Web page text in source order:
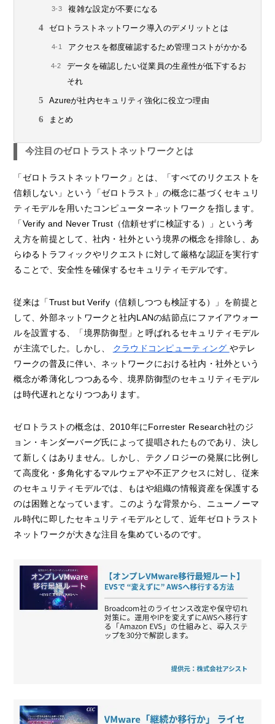
複雑な設定が不要になる
ゼロトラストネットワーク導入のデメリットとは
アクセスを都度確認するため管理コストがかかる
データを確認したい従業員の生産性が低下するお
それ
Azureが社内セキュリティ強化に役立つ理由
まとめ
今注目のゼロトラストネットワークとは
「ゼロトラストネットワーク」とは、「すべてのリクエストを
信頼しない」という「ゼロトラスト」の概念に基づくセキュリ
ティモデルを用いたコンピューターネットワークを指します。
「Verify and Never Trust（信頼せずに検証する）」という考
え方を前提として、社内・社外という境界の概念を排除し、あ
らゆるトラフィックやリクエストに対して厳格な認証を実行す
ることで、安全性を確保するセキュリティモデルです。
従来は「Trust but Verify（信頼しつつも検証する）」を前提と
して、外部ネットワークと社内LANの結節点にファイアウォー
ルを設置する、「境界防御型」と呼ばれるセキュリティモデル
が主流でした。しかし、 クラウドコンピューティング やテレ
ワークの普及に伴い、ネットワークにおける社内・社外という
概念が希薄化しつつある今、境界防御型のセキュリティモデル
は時代遅れとなりつつあります。
ゼロトラストの概念は、2010年にForrester Research社のジ
ョン・キンダーバーグ氏によって提唱されたものであり、決し
て新しくはありません。しかし、テクノロジーの発展に比例し
て高度化・多角化するマルウェアや不正アクセスに対し、従来
のセキュリティモデルでは、もはや組織の情報資産を保護する
のは困難となっています。このような背景から、ニューノーマ
ル時代に即したセキュリティモデルとして、近年ゼロトラスト
ネットワークが大きな注目を集めているのです。